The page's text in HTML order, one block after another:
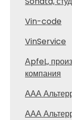
Vin-code
VinService
АpfeL,
компания
ААА
ААА